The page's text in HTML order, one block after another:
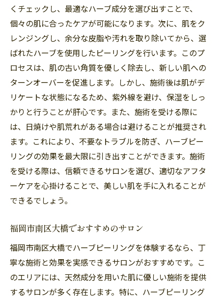
くチェックし、最適なハーブ成分を選び出すことで、
個々の肌に合ったケアが可能になります。次に、肌をク
レンジングし、余分な皮脂や汚れを取り除いてから、選
ばれたハーブを使用したピーリングを行います。このプ
ロセスは、肌の古い角質を優しく除去し、新しい肌への
ターンオーバーを促進します。しかし、施術後は肌がデ
リケートな状態になるため、紫外線を避け、保湿をしっ
かりと行うことが肝心です。また、施術を受ける際に
は、日焼けや肌荒れがある場合は避けることが推奨され
ます。これにより、不要なトラブルを防ぎ、ハーブピー
リングの効果を最大限に引き出すことができます。施術
を受ける際は、信頼できるサロンを選び、適切なアフタ
ーケアを心掛けることで、美しい肌を手に入れることが
できるでしょう。
福岡市南区大橋でおすすめのサロン
福岡市南区大橋でハーブピーリングを体験するなら、丁
寧な施術と効果を実感できるサロンがおすすめです。こ
のエリアには、天然成分を用いた肌に優しい施術を提供
するサロンが多く存在します。特に、ハーブピーリング